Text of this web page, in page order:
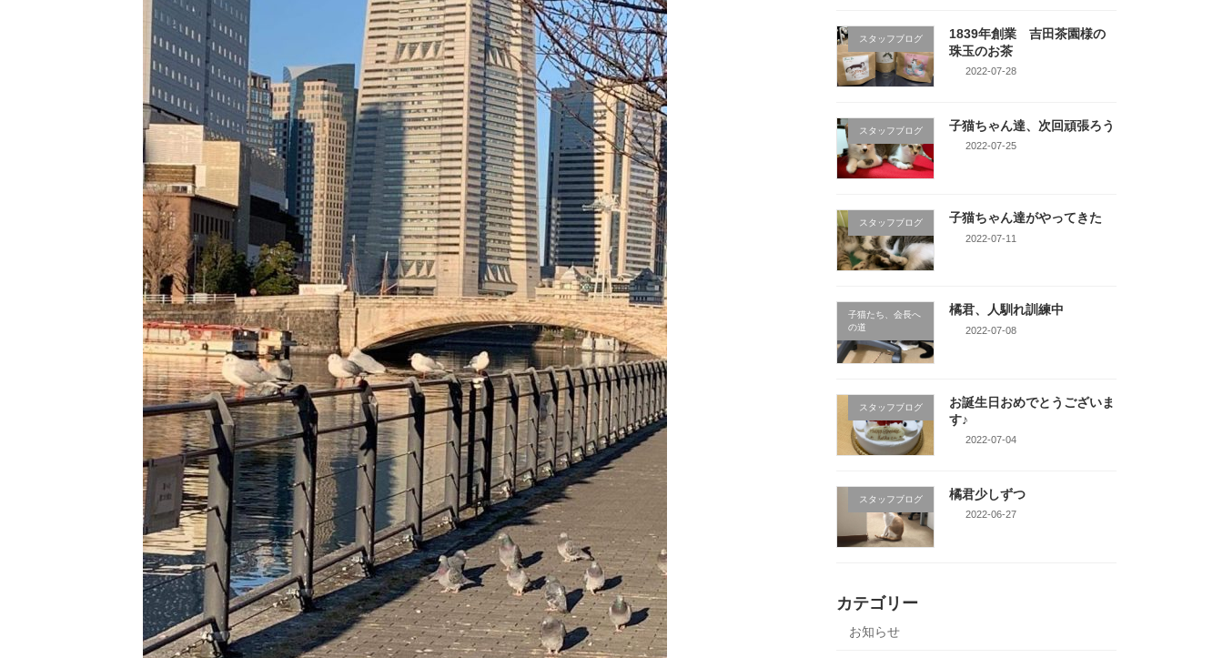
スタッフブログ
1839年創業 吉田茶園様の
珠玉のお茶
2022-07-28
スタッフブログ 子猫ちゃん達、次回頑張ろう
2022-07-25
スタッフブログ 子猫ちゃん達がやってきた
2022-07-11
子猫たち、会長へ
の道
橘君、人馴れ訓練中
2022-07-08
スタッフブログ
お誕生日おめでとうございま
す♪
2022-07-04
スタッフブログ 橘君少しずつ
2022-06-27
カテゴリー
お知らせ